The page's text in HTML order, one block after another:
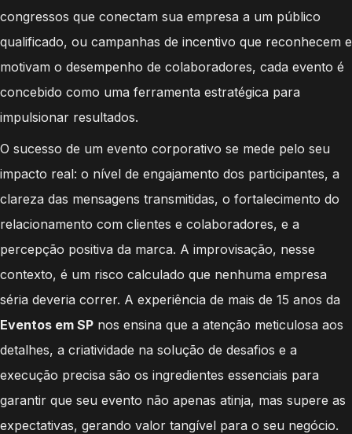
congressos que conectam sua empresa a um público
qualificado, ou campanhas de incentivo que reconhecem e
motivam o desempenho de colaboradores, cada evento é
concebido como uma ferramenta estratégica para
impulsionar resultados.
O sucesso de um evento corporativo se mede pelo seu
impacto real: o nível de engajamento dos participantes, a
clareza das mensagens transmitidas, o fortalecimento do
relacionamento com clientes e colaboradores, e a
percepção positiva da marca. A improvisação, nesse
contexto, é um risco calculado que nenhuma empresa
séria deveria correr. A experiência de mais de 15 anos da
Eventos em SP nos ensina que a atenção meticulosa aos
detalhes, a criatividade na solução de desafios e a
execução precisa são os ingredientes essenciais para
garantir que seu evento não apenas atinja, mas supere as
expectativas, gerando valor tangível para o seu negócio.